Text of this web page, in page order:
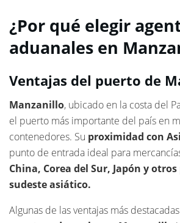
¿Por qué elegir
aduanales en
Ventajas del puerto de
Manzanillo, ubicado en la costa del
el puerto más importante del país en
contenedores. Su proximidad con
punto de entrada ideal para
China, Corea del Sur, Japón y otros
sudeste asiático.
Algunas de las ventajas más